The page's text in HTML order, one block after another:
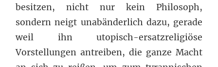
besitzen, nicht nur kein Philosoph,
sondern neigt unabänderlich dazu, gerade
weil ihn utopisch-ersatzreligiöse
Vorstellungen antreiben, die ganze Macht